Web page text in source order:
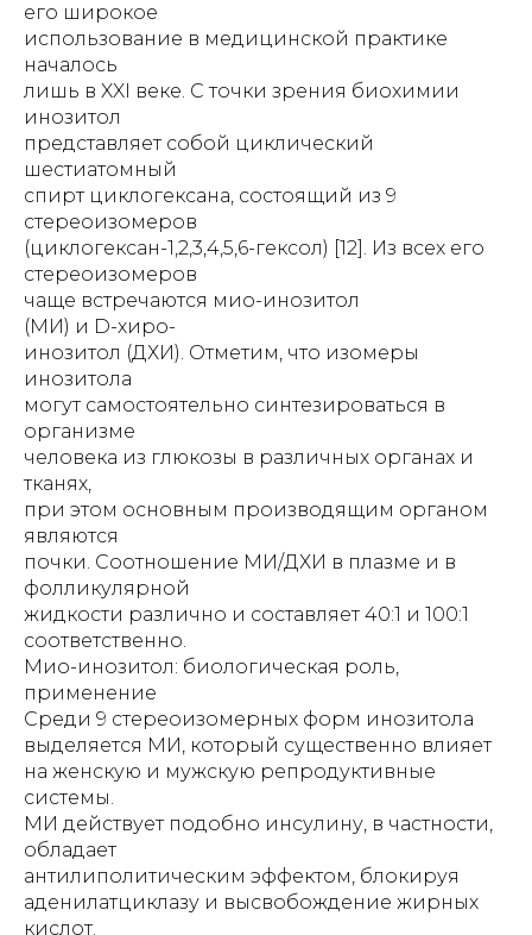
его широкое
использование в медицинской практике
началось
лишь в XXI веке. С точки зрения биохимии
инозитол
представляет собой циклический
шестиатомный
спирт циклогексана, состоящий из 9
стереоизомеров
(циклогексан-1,2,3,4,5,6-гексол) [12]. Из всех его
стереоизомеров
чаще встречаются мио-инозитол
(МИ) и D-хиро-
инозитол (ДХИ). Отметим, что изомеры
инозитола
могут самостоятельно синтезироваться в
организме
человека из глюкозы в различных органах и
тканях,
при этом основным производящим органом
являются
почки. Соотношение МИ/ДХИ в плазме и в
фолликулярной
жидкости различно и составляет 40:1 и 100:1
соответственно.
Мио-инозитол: биологическая роль,
применение
Среди 9 стереоизомерных форм инозитола
выделяется МИ, который существенно влияет
на женскую и мужскую репродуктивные
системы.
МИ действует подобно инсулину, в частности,
обладает
антилиполитическим эффектом, блокируя
аденилатциклазу и высвобождение жирных
кислот.